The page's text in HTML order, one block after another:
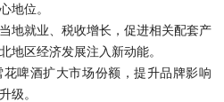
地位。
地就业、税收增长，促进相关配套产
地区经济发展注入新动能。
花啤酒扩大市场份额，提升品牌影响
级。